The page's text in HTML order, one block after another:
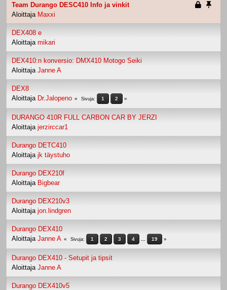
Team Durango DESC410 Info ja vinkit
Aloittaja Maxxi
DEX408 e
Aloittaja mikari
DEX410:n konversio: DMX410 Motogo Seiki
Aloittaja Janne A
DEX8
Aloittaja Dr.Jalopeno Sivuja 1 2
DURANGO 410R FULL CARBON CAR BY JERZI
Aloittaja jerzirccar1
Durango DETC410
Aloittaja jk täystuho
Durango DEX210f
Aloittaja Bigbear
Durango DEX210v3
Aloittaja jon.lindgren
Durango DEX410
Aloittaja Janne A Sivuja 1 2 3 4 19
Durango DEX410 - Setupit ja tipsit
Aloittaja Janne A
Durango DEX410v5